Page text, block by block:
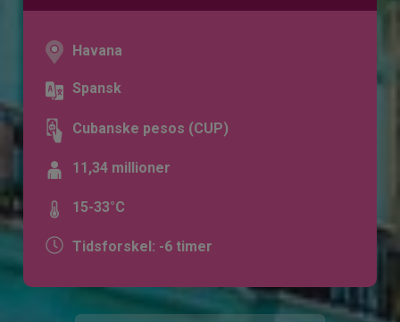
Havana
Spansk
Cubanske pesos (CUP)
11,34 millioner
15-33°C
Tidsforskel: -6 timer